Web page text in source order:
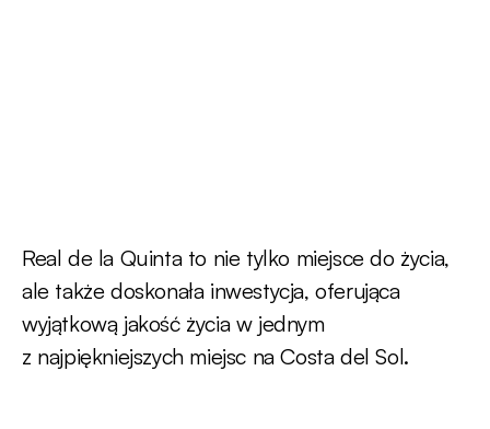
Real de la Quinta to nie tylko miejsce do życia,
ale także doskonała inwestycja, oferująca
wyjątkową jakość życia w jednym
z najpiękniejszych miejsc na Costa del Sol.